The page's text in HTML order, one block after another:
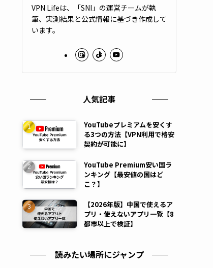
VPN Lifeは、「SNI」の運営チームが執
筆、実測結果と公式情報に基づき作成して
います。
人気記事
YouTubeプレミアムを安くす
る3つの方法【VPN利用で格安
契約が可能に】
YouTube Premium安い国ラ
ンキング【最安値の国はど
こ？】
【2026年版】中国で使えるア
プリ・使えないアプリ一覧【8
都市以上で検証】
読みたい場所にジャンプ